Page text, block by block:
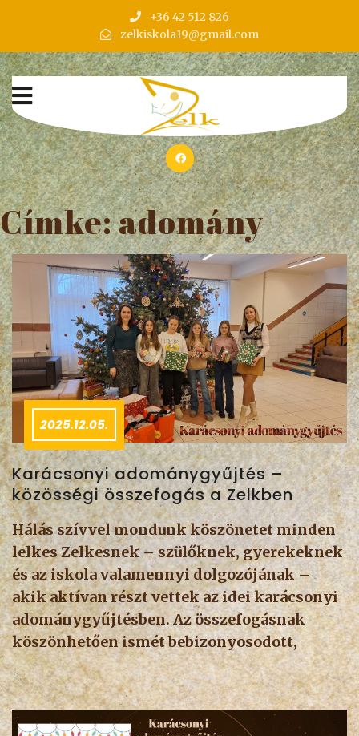
+36 42 512 826
zelkiskola19@gmail.com
Címke:adomány
2025.12.05.
Karácsonyi adománygyűjtés –
közösségi összefogás a Zelkben
Hálás szívvel mondunk köszönetet minden
lelkes Zelkesnek – szülőknek, gyerekeknek
és az iskola valamennyi dolgozójának –
akik aktívan részt vettek az idei karácsonyi
adománygyűjtésben. Az összefogásnak
köszönhetően ismét bebizonyosodott,